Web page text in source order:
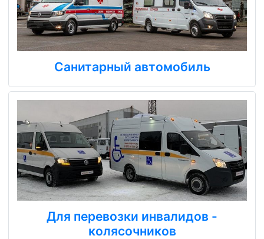
Санитарный автомобиль
Для перевозки инвалидов -
колясочников